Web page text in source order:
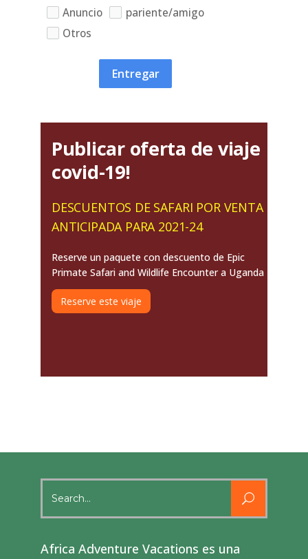
Anuncio
pariente/amigo
Otros
Entregar
Publicar oferta de viaje
covid-19!
DESCUENTOS DE SAFARI POR VENTA
ANTICIPADA PARA 2021-24
Reserve un paquete con descuento de Epic
Primate Safari and Wildlife Encounter a Uganda
Reserve este viaje
for:
Africa Adventure Vacations es una